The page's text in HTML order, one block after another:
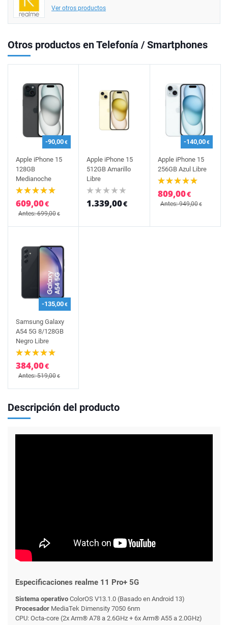
Ver otros productos
Otros productos en Telefonía / Smartphones
-90,00€
Apple iPhone 15
128GB
Medianoche
609,00€
Antes: 699,00€
Apple iPhone 15
512GB Amarillo
Libre
1.339,00€
-140,00€
Apple iPhone 15
256GB Azul Libre
809,00€
Antes: 949,00€
-135,00€
Samsung Galaxy
A54 5G 8/128GB
Negro Libre
384,00€
Antes: 519,00€
Descripción del producto
Especificaciones realme 11 Pro+ 5G
Sistema operativo ColorOS V13.1.0 (Basado en Android 13)
Procesador MediaTek Dimensity 7050 6nm
CPU: Octa-core (2x Arm® A78 a 2.6GHz + 6x Arm® A55 a 2.0GHz)